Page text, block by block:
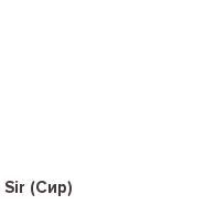
Sir (Сир)